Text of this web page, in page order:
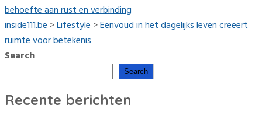
behoefte aan rust en verbinding
inside111.be>Lifestyle>Eenvoud in het dagelijks leven creëert
ruimte voor betekenis
Search
Search
Recente berichten